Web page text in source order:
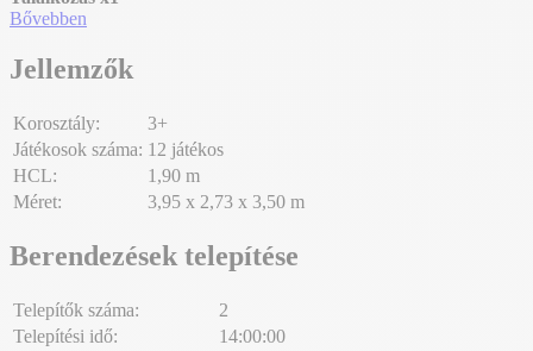
Bővebben
Jellemzők
Korosztály:
3+
Játékosok száma: 12 játékos
HCL:
1,90 m
Méret:
3,95 x 2,73 x 3,50 m
Berendezések telepítése
Telepítők száma:
2
Telepítési idő:
14:00:00